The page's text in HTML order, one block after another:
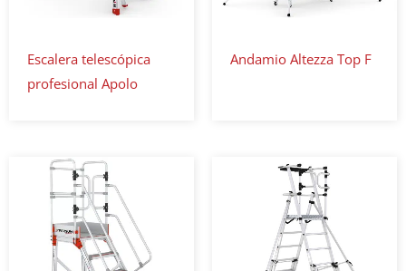
Escalera telescópica
profesional Apolo
Andamio Altezza Top F